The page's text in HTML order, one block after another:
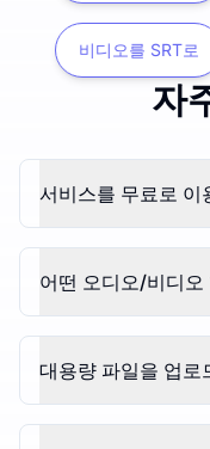
비디오를 SRT로
자
서비스를 무료로 이
어떤 오디오/비디
대용량 파일을 업로